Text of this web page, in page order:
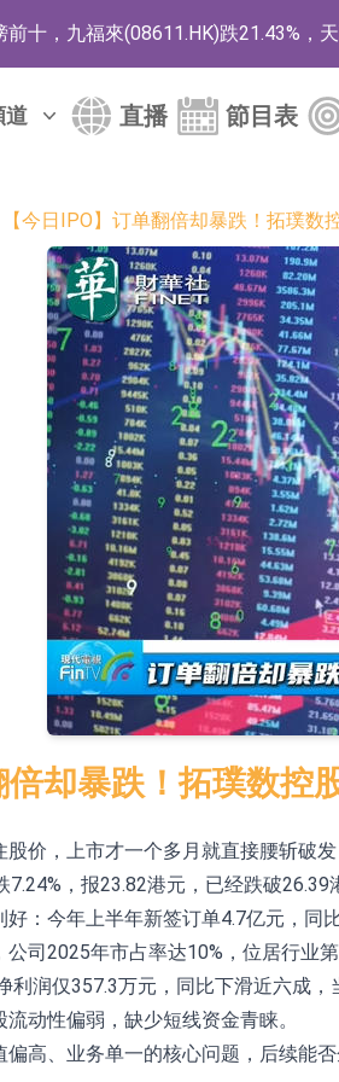
前十，九福來(08611.HK)跌21.43%，
前十，佳明集團控股(01271.HK)漲
屏核心功能材料供應商
片已順利通過目標客戶的測試認證
際控制關系賬戶組採取限制開倉的監
哩嗶哩上海濱江總部物業服務項目
汽車和Stellantis集團的供應商
景推出"山海"系列智算模組 系列產品
包板塊拉升，博騰股份(300363.CN)漲
南亞、中東市場為主 並已取得歐美相
鑫定期開放靈活配置混合型發起式證
半導體芯片產業股票型證券投資基金
前十，卡森國際(00496.HK)跌22.40%
前十，拿森科技(02261.HK)漲+75.05%
轉化率已100%
挫，陝西黑貓(601015.CN)跌8.38%
股份有限公司採取出具警示函措施
作正常推進中
道 直播 節目表
【今日IPO】订单翻倍却暴跌！拓璞数
倍却暴跌！拓璞数控
价，上市才一个多月就直接腰斩破发
，报23.82港元，已经跌破
：今年上半年新签订单4.7亿元，
司2025年市占率达10%，位居行业
利润仅357.3万元，同比下滑近六成
动性偏弱，缺少短线资金青睐。
高、业务单一的核心问题，后续能否